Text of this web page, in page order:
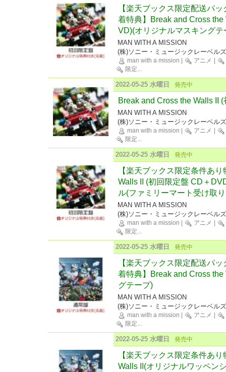
【楽天ブックス限定配送パ
着特典】Break and Cross
VD)(オリジナルマスキングテ
MAN WITH A MISSION
(株)ソニー・ミュージックレーベルズ
man with a mission アニメ
限定...
2022-05-25 水曜日 発売中
Break and Cross the Walls II
MAN WITH A MISSION
(株)ソニー・ミュージックレーベルズ
man with a mission アニメ
限定...
2022-05-25 水曜日 発売中
【楽天ブックス限定条件あ
Walls II (初回限定盤 CD＋
ル(ファミリーマート受け取
MAN WITH A MISSION
(株)ソニー・ミュージックレーベルズ
man with a mission アニメ
限定...
2022-05-25 水曜日 発売中
【楽天ブックス限定配送パ
着特典】Break and Cross
グテープ)
MAN WITH A MISSION
(株)ソニー・ミュージックレーベルズ
man with a mission アニメ
限定...
2022-05-25 水曜日 発売中
【楽天ブックス限定条件あ
Walls II(オリジナルワッペン